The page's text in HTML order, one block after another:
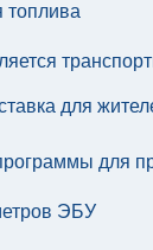
топлива
для
для
ЭБУ